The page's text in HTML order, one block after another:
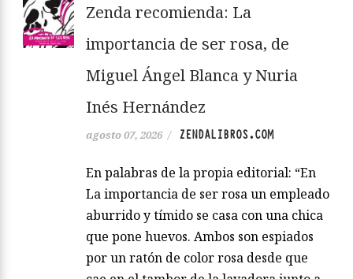
Zenda recomienda: La
importancia de ser rosa, de
Miguel Ángel Blanca y Nuria
Inés Hernández
agosto 07, 2026 / ZENDALIBROS.COM
En palabras de la propia editorial: “En
La importancia de ser rosa un empleado
aburrido y tímido se casa con una chica
que pone huevos. Ambos son espiados
por un ratón de color rosa desde que